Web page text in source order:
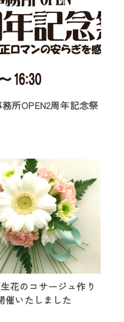
所OPEN2周年記念祭
花のコサージュ作り
催いたしました